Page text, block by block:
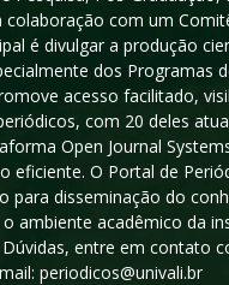
colaboração com um
é divulgar a produção
dos Programas
acesso facilitado,
com 20 deles
Open Journal
eficiente. O Portal de
para disseminação do
ambiente acadêmico da
entre em contato
periodicos@univali.br